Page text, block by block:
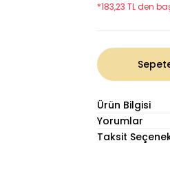
*183,23 TL den
Ürün Bilgisi
Yorumlar
Taksit